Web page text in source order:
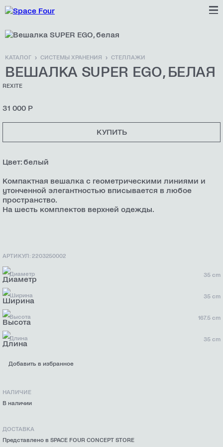
КАТАЛОГ СИСТЕМЫ ХРАНЕНИЯ СТЕЛЛАЖИ
ВЕШАЛКА SUPER EGO, БЕЛАЯ
REXITE
31 000 Р
КУПИТЬ
Цвет: белый
Компактная вешалка с геометрическими линиями и
утонченной элегантностью вписывается в любое
пространство.
На шесть комплектов верхней одежды.
АРТИКУЛ: 2203250002
Диаметр 35 cm
Ширина 35 cm
Высота 167.5 cm
Длина 35 cm
Добавить в избранное
НАЛИЧИЕ
В наличии
ДОСТАВКА
Представлено в SPACE FOUR CONCEPT STORE